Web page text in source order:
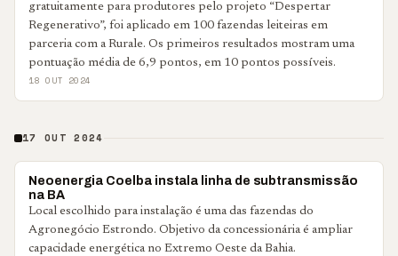
gratuitamente para produtores pelo projeto “Despertar
Regenerativo”, foi aplicado em 100 fazendas leiteiras em
parceria com a Rurale. Os primeiros resultados mostram uma
pontuação média de 6,9 pontos, em 10 pontos possíveis.
18 OUT 2024
17 OUT 2024
NOTÍCIAS CORPORATIVAS
Neoenergia Coelba instala linha de subtransmissão
na BA
Local escolhido para instalação é uma das fazendas do
Agronegócio Estrondo. Objetivo da concessionária é ampliar
capacidade energética no Extremo Oeste da Bahia.